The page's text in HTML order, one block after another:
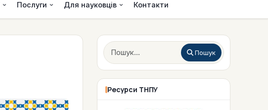
Послуги Для науковців Контакти
Пошук
Пошук
Ресурси ТНПУ